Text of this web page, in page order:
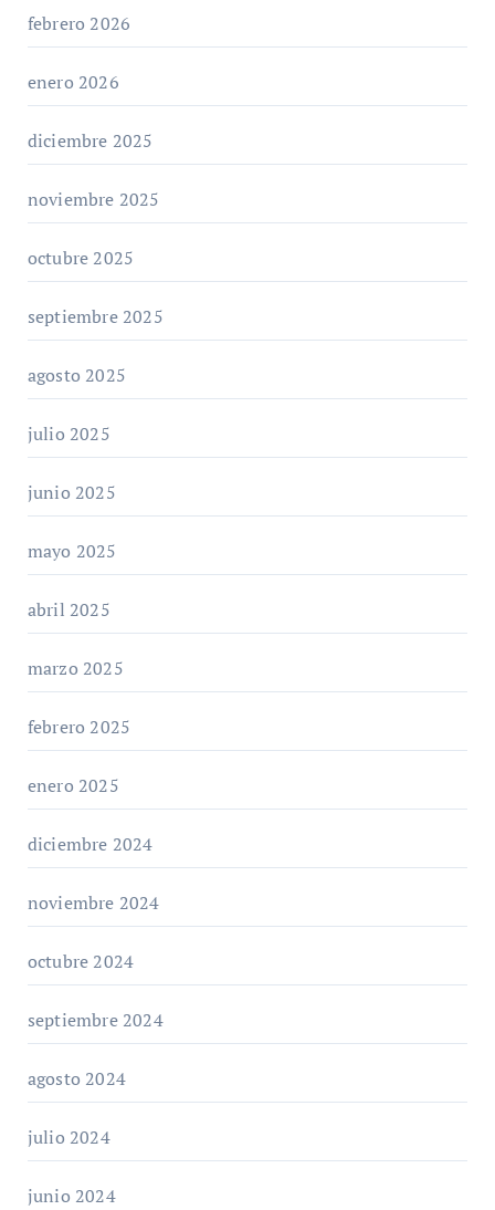
febrero 2026
enero 2026
diciembre 2025
noviembre 2025
octubre 2025
septiembre 2025
agosto 2025
julio 2025
junio 2025
mayo 2025
abril 2025
marzo 2025
febrero 2025
enero 2025
diciembre 2024
noviembre 2024
octubre 2024
septiembre 2024
agosto 2024
julio 2024
junio 2024